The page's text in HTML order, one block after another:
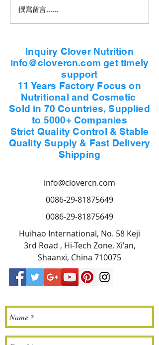
撰寫留言......
Inquiry Clover Nutrition
info@clovercn.com get timely
support
11 Years Factory Focus on
Nutritional and Cosmetic
Sold in 70 Countries, Supplied
to 5000+ Companies
Strict Quality Control & Stable
Quality Supply & Fast Delivery
Shipping
info@clovercn.com
0086-29-81875649
0086-29-81875649
Huihao International, No. 58 Keji
3rd Road , Hi-Tech Zone, Xi'an,
Shaanxi, China 710075